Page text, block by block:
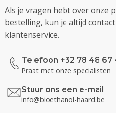
Als je vragen hebt over onze
bestelling, kun je altijd
klantenservice.
Telefoon +32 78 48 67
Praat met onze specialisten
Stuur ons een e-mail
info@bioethanol-haard.be